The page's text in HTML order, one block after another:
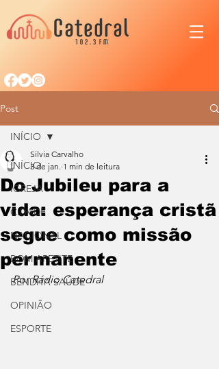
Post
INÍCIO
IGREJA
CIDADE
NACIONAL
BOM APETITE
BENDITA SAÚDE
OPINIÃO
ESPORTE
INÍCIO
Do Jubileu para a
vida: esperança cristã
segue como missão
permanente
Silvia Carvalho
3 de jan. 1 min de leitura
Por Rádio Catedral